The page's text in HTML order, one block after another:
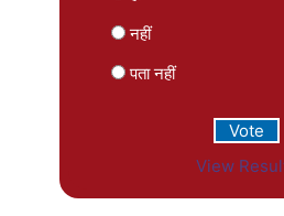
नहीं
पता नहीं
View